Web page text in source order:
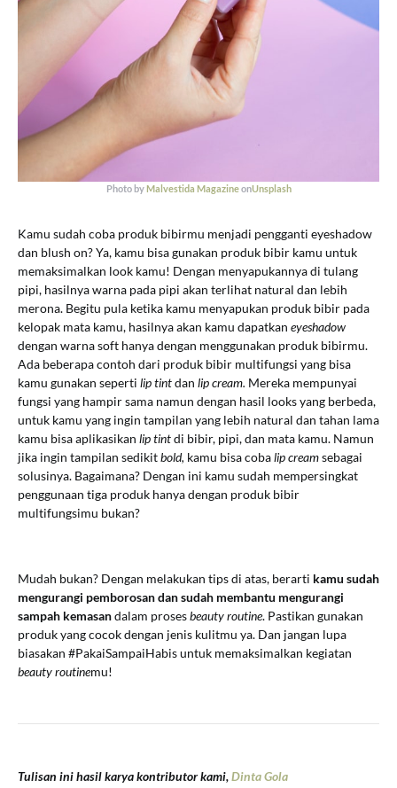
Photo byMalvestida MagazineonUnsplash
Kamu sudah coba produk bibirmu menjadi pengganti eyeshadow
dan blush on? Ya, kamu bisa gunakan produk bibir kamu untuk
memaksimalkan look kamu! Dengan menyapukannya di tulang
pipi, hasilnya warna pada pipi akan terlihat natural dan lebih
merona. Begitu pula ketika kamu menyapukan produk bibir pada
kelopak mata kamu, hasilnya akan kamu dapatkan eyeshadow
dengan warna soft hanya dengan menggunakan produk bibirmu.
Ada beberapa contoh dari produk bibir multifungsi yang bisa
kamu gunakan seperti lip tintdan lip cream. Mereka mempunyai
fungsi yang hampir sama namun dengan hasil looks yang berbeda,
untuk kamu yang ingin tampilan yang lebih natural dan tahan lama
kamu bisa aplikasikan lip tintdi bibir, pipi, dan mata kamu. Namun
jika ingin tampilan sedikitbold, kamu bisa cobalip creamsebagai
solusinya. Bagaimana? Dengan ini kamu sudah mempersingkat
penggunaan tiga produk hanya dengan produk bibir
multifungsimu bukan?
Mudah bukan? Dengan melakukan tips di atas, berarti kamu sudah
mengurangi pemborosan dan sudah membantu mengurangi
sampah kemasandalam prosesbeauty routine. Pastikan gunakan
produk yang cocok dengan jenis kulitmu ya. Dan jangan lupa
biasakan #PakaiSampaiHabis untuk memaksimalkan kegiatan
beauty routinemu!
Tulisan ini hasil karya kontributor kami,Dinta Gola